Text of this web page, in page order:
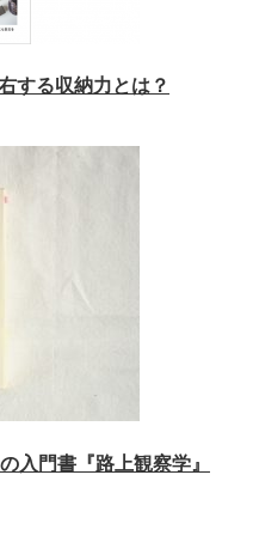
する収納力とは？
入門書『路上観察学』